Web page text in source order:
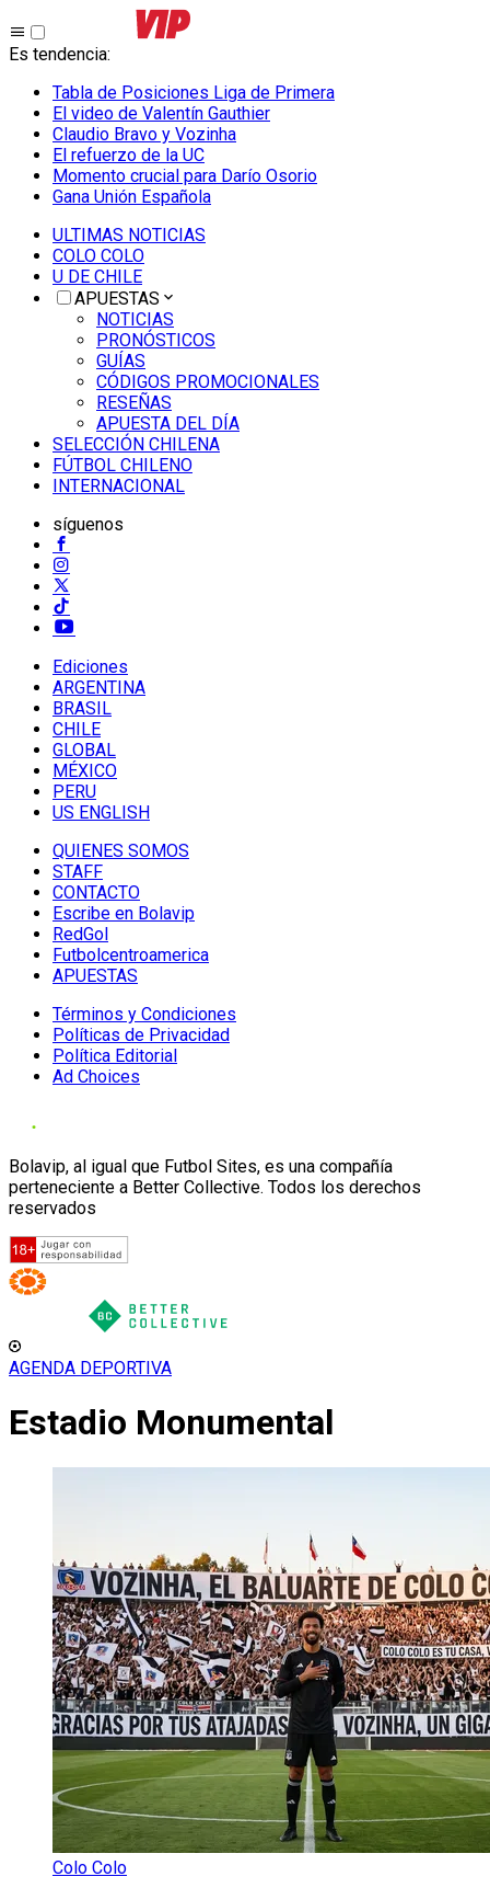
Es tendencia:
Tabla de Posiciones Liga de Primera
El video de Valentín Gauthier
Claudio Bravo y Vozinha
El refuerzo de la UC
Momento crucial para Darío Osorio
Gana Unión Española
ULTIMAS NOTICIAS
COLO COLO
U DE CHILE
APUESTAS
NOTICIAS
PRONÓSTICOS
GUÍAS
CÓDIGOS PROMOCIONALES
RESEÑAS
APUESTA DEL DÍA
SELECCIÓN CHILENA
FÚTBOL CHILENO
INTERNACIONAL
síguenos
Ediciones
ARGENTINA
BRASIL
CHILE
GLOBAL
MÉXICO
PERU
US ENGLISH
QUIENES SOMOS
STAFF
CONTACTO
Escribe en Bolavip
RedGol
Futbolcentroamerica
APUESTAS
Términos y Condiciones
Políticas de Privacidad
Política Editorial
Ad Choices
Bolavip, al igual que Futbol Sites, es una compañía
perteneciente a Better Collective. Todos los derechos
reservados
AGENDA DEPORTIVA
Estadio Monumental
Colo Colo